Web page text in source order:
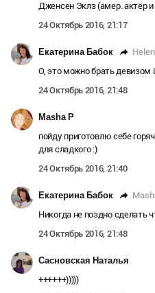
Дженсен Эклз (амер. актёр
24 Октябрь 2016, 21:17
Екатерина Бабок
О, это можно брать
24 Октябрь 2016, 21:48
Masha P
пойду приготовлю себе
для сладкого :)
24 Октябрь 2016, 21:40
Екатерина Бабок
Никогда не поздно сделать
24 Октябрь 2016, 21:48
Сасновская Наталья
++++++)))))